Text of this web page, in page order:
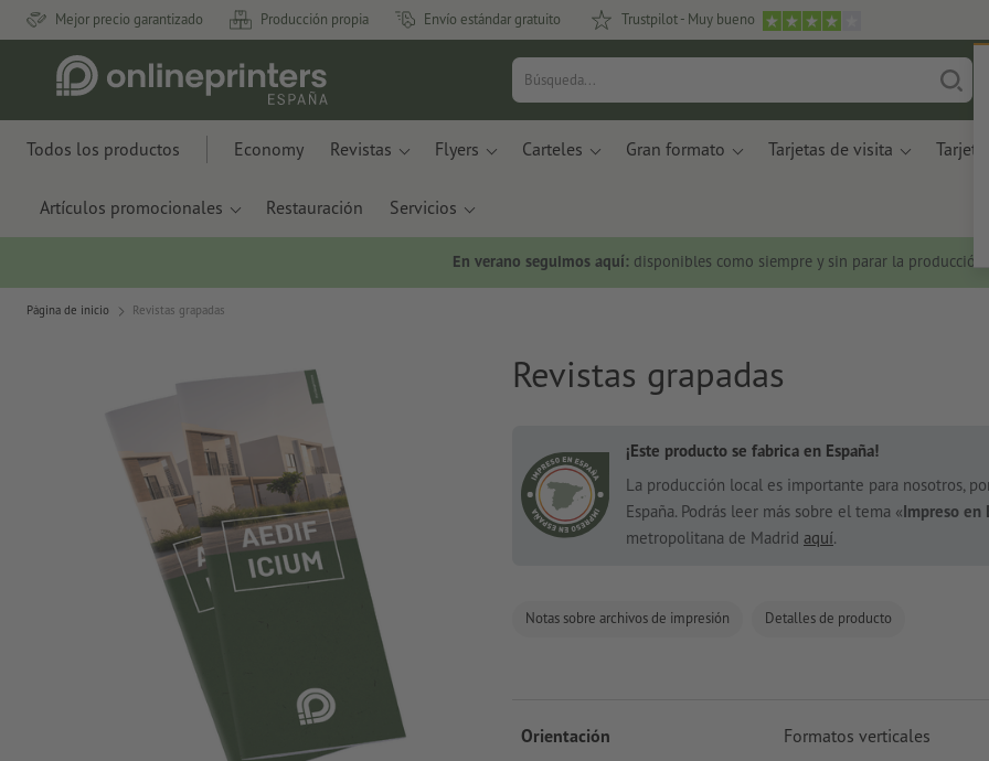
Mejor precio garantizado Producción propia Envío estándar gratuito Trustpilot - Muy bueno
Todos los productos Economy Revistas Flyers Carteles Gran formato Tarjetas de visita Tarjetas
Artículos promocionales Restauración Servicios
En verano seguimos aquí: disponibles como siempre y sin parar la producción.
Página de inicio Revistas grapadas
Revistas grapadas
¡Este producto se fabrica en España!
La producción local es importante para nosotros,
España. Podrás leer más sobre el tema «Impreso en
metropolitana de Madrid aquí.
Notas sobre archivos de impresión Detalles de producto
Orientación Formatos verticales